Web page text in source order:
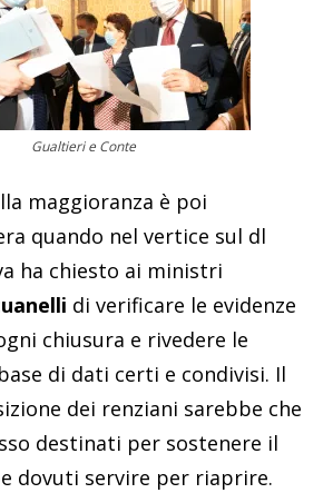
Gualtieri e Conte
maggioranza è poi
quando nel vertice sul dl
ha chiesto ai ministri
di verificare le evidenze
chiusura e rivedere le
di dati certi e condivisi. Il
dei renziani sarebbe che
destinati per sostenere il
dovuti servire per riaprire.